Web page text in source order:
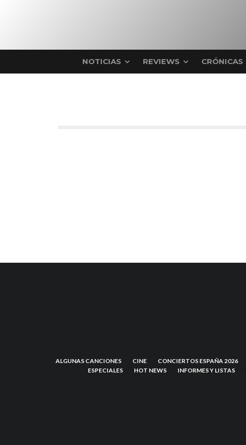
NOTICIAS REVIEWS CRÓNICAS
ALGUNAS CANCIONES CINE CONCIERTOS ESPAÑA 2026
ESPECIALES
HOT NEWS INFORMES Y LISTAS